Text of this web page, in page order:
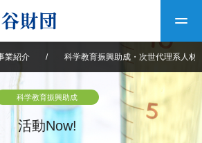
谷財団について
業紹介 / 科学教育振興助成・次世代理系人材
科学教育振興助成
活動Now!